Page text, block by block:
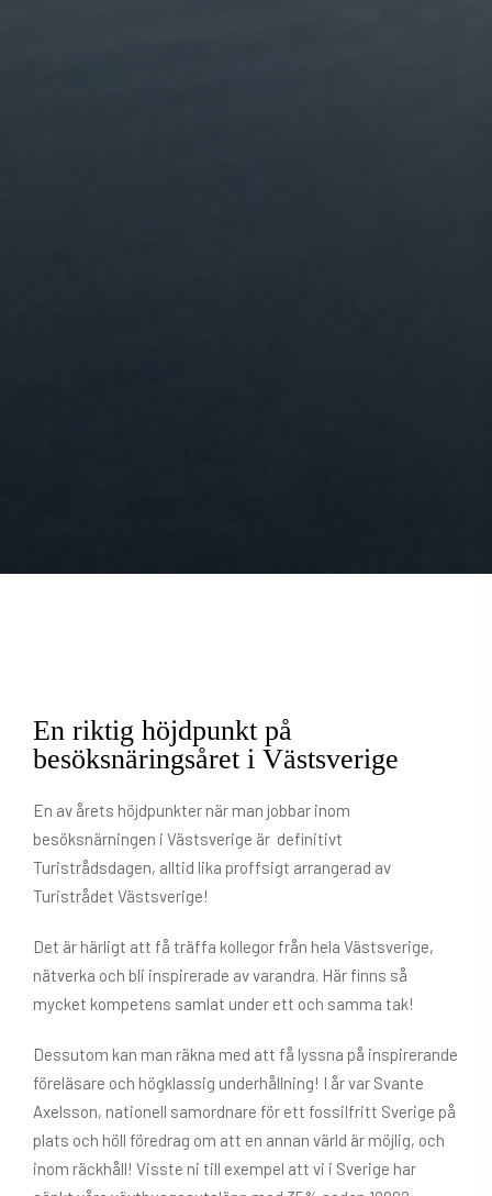
En riktig höjdpunkt på
besöksnäringsåret i Västsverige
En av årets höjdpunkter när man jobbar inom
besöksnärningen i Västsverige är definitivt
Turistrådsdagen, alltid lika proffsigt arrangerad av
Turistrådet Västsverige!
Det är härligt att få träffa kollegor från hela Västsverige,
nätverka och bli inspirerade av varandra. Här finns så
mycket kompetens samlat under ett och samma tak!
Dessutom kan man räkna med att få lyssna på inspirerande
föreläsare och högklassig underhållning! I år var Svante
Axelsson, nationell samordnare för ett fossilfritt Sverige på
plats och höll föredrag om att en annan värld är möjlig, och
inom räckhåll! Visste ni till exempel att vi i Sverige har